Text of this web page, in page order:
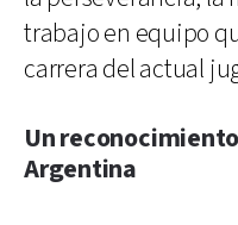
trabajo en equipo
carrera del actual
Un
Argentina